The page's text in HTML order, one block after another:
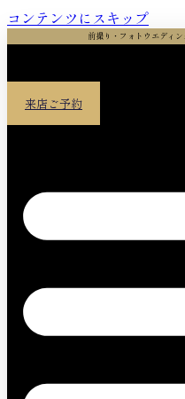
コンテンツにスキップ
前撮り・フォトウエディ
来店ご予約